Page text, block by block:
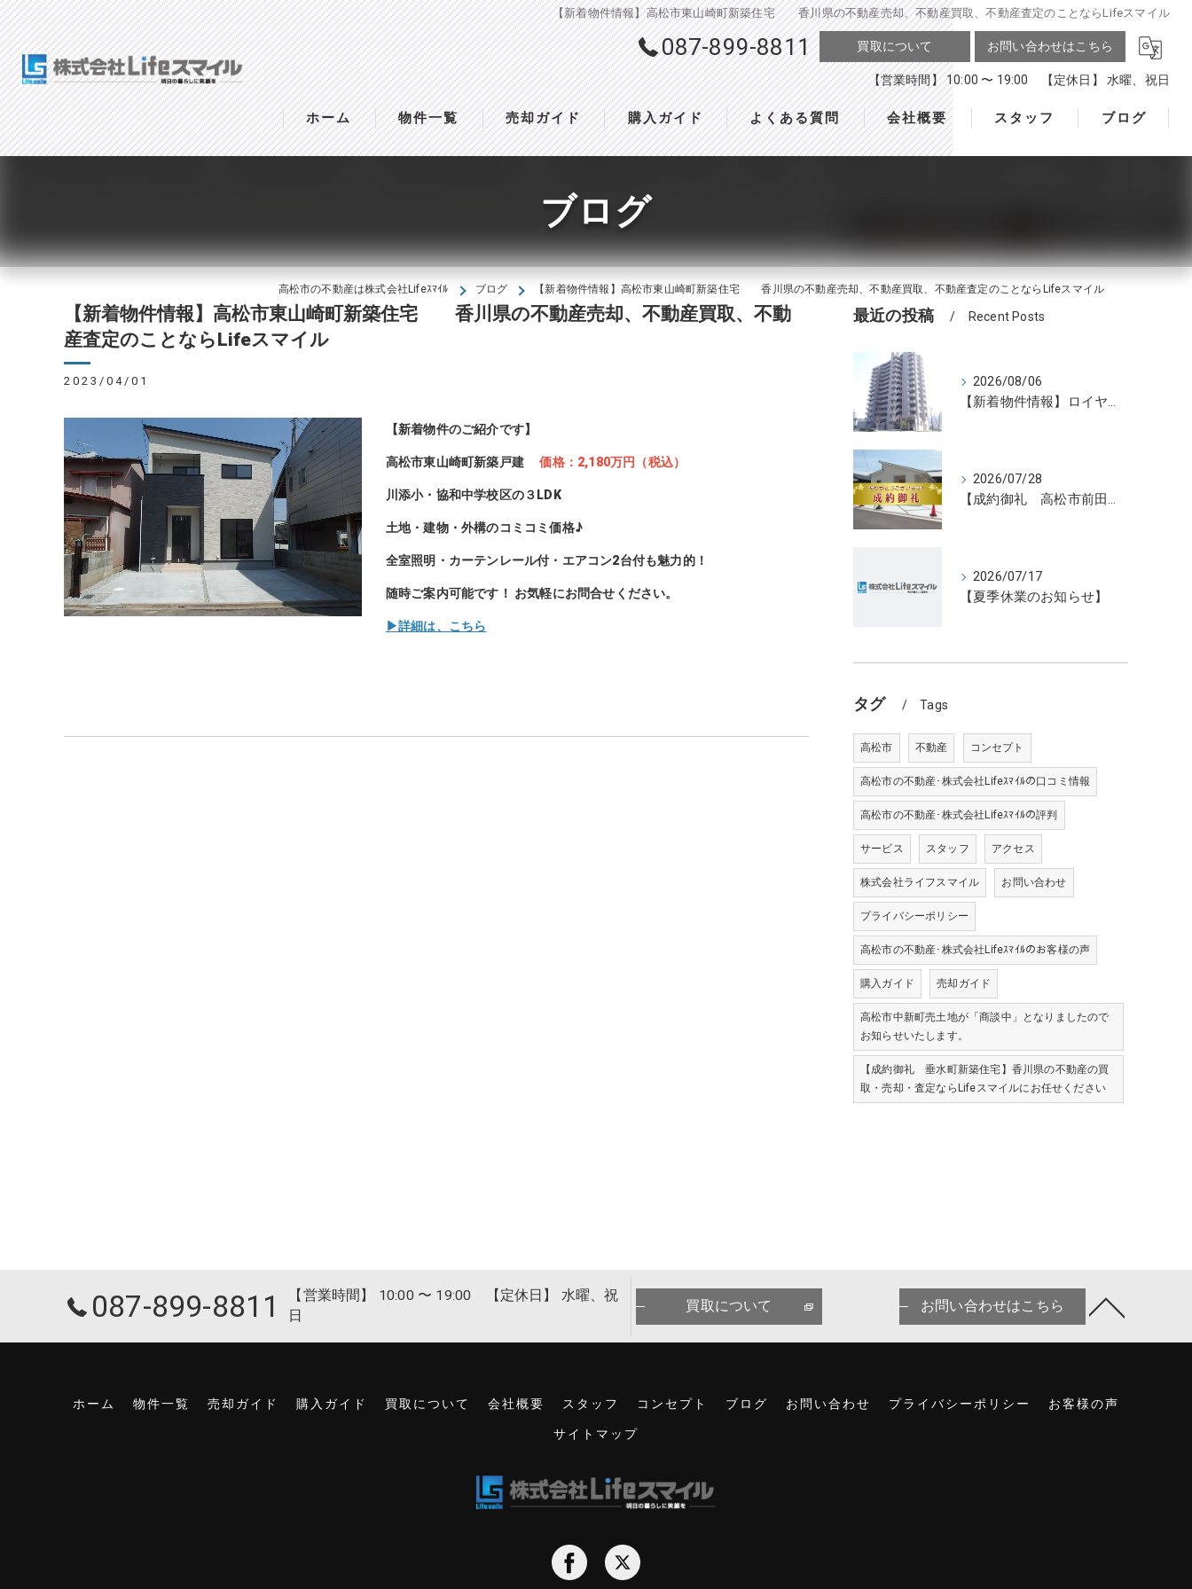
【新着物件情報】高松市東山崎町新築住宅 香川県の不動産売却、不動産買取、不動産査定のことならLifeスマイル
087-899-8811 買取について お問い合わせはこちら
【営業時間】 10:00 〜 19:00 【定休日】 水曜、祝日
ホーム 物件一覧 売却ガイド 購入ガイド よくある質問 会社概要 スタッフ ブログ
ブログ
高松市の不動産は株式会社Lifeｽﾏｲﾙ ブログ 【新着物件情報】高松市東山崎町新築住宅 香川県の不動産売却、不動産買取、不動産査定のことならLifeスマイル
【新着物件情報】高松市東山崎町新築住宅 香川県の不動産売却、不動産買取、不動
産査定のことならLifeスマイル
2023/04/01
【新着物件のご紹介です】
高松市東山崎町新築戸建価格：2,180万円（税込）
川添小・協和中学校区の３LDK
土地・建物・外構のコミコミ価格♪
全室照明・カーテンレール付・エアコン2台付も魅力的！
随時ご案内可能です！ お気軽にお問合せください。
▶詳細は、こちら
最近の投稿 Recent Posts
2026/08/06
【新着物件情報】ロイヤルガーデン宇多津駅前三番館1305号 高松の不動産売却、不動産買取、不動産査定のことならLifeスマイル
2026/07/28
【成約御礼 高松市前田東町新築住宅3号地】香川県の不動産の買取・売却・査定ならLifeスマイルにお任せください
2026/07/17
【夏季休業のお知らせ】
タグ Tags
高松市 不動産 コンセプト
高松市の不動産･株式会社Lifeｽﾏｲﾙの口コミ情報
高松市の不動産･株式会社Lifeｽﾏｲﾙの評判
サービス スタッフ アクセス
株式会社ライフスマイル お問い合わせ
プライバシーポリシー
高松市の不動産･株式会社Lifeｽﾏｲﾙのお客様の声
購入ガイド 売却ガイド
高松市中新町売土地が「商談中」となりましたので
お知らせいたします。
【成約御礼 垂水町新築住宅】香川県の不動産の買
取・売却・査定ならLifeスマイルにお任せください
087-899-8811
【営業時間】 10:00 〜 19:00 【定休日】 水曜、祝
日
買取について お問い合わせはこちら
ホーム 物件一覧 売却ガイド 購入ガイド 買取について 会社概要 スタッフ コンセプト ブログ お問い合わせ プライバシーポリシー お客様の声
サイトマップ